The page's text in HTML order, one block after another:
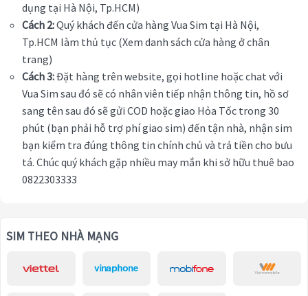
dụng tại Hà Nội, Tp.HCM)
Cách 2:Quý khách đến cửa hàng Vua Sim tại Hà Nội,
Tp.HCM làm thủ tục (Xem danh sách cửa hàng ở chân
trang)
Cách 3:Đặt hàng trên website, gọi hotline hoặc chat với
Vua Sim sau đó sẽ có nhân viên tiếp nhận thông tin, hồ sơ
sang tên sau đó sẽ gửi COD hoặc giao Hỏa Tốc trong 30
phút (bạn phải hỗ trợ phí giao sim) đến tận nhà, nhận sim
bạn kiểm tra đúng thông tin chính chủ và trả tiền cho bưu
tá. Chúc quý khách gặp nhiều may mắn khi sở hữu thuê bao
0822303333
SIM THEO NHÀ MẠNG